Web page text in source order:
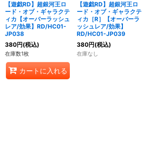
【遊戯RD】超銀河王ロ
ード・オブ・ギャラクテ
ィカ【オーバーラッシュ
レア/効果】RD/HC01-
JP038
380円(税込)
在庫数1枚
カートに入れる
【遊戯RD】超銀河王ロ
ード・オブ・ギャラクテ
ィカ［R］【オーバーラ
ッシュレア/効果】
RD/HC01-JP039
380円(税込)
在庫なし